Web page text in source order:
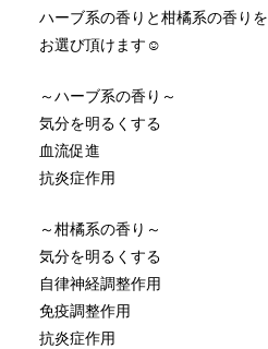
ハーブ系の香りと柑橘系の香りを
お選び頂けます☺
～ハーブ系の香り～
気分を明るくする
血流促進
抗炎症作用
～柑橘系の香り～
気分を明るくする
自律神経調整作用
免疫調整作用
抗炎症作用